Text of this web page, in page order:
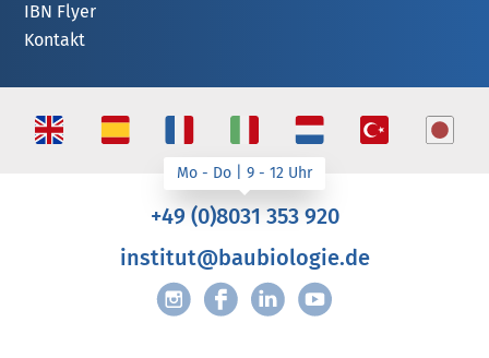
IBN Flyer
Kontakt
+49 (0)8031 353 920
institut@baubiologie.de